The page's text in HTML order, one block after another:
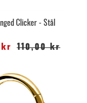
Clicker - Stål
110,00 kr